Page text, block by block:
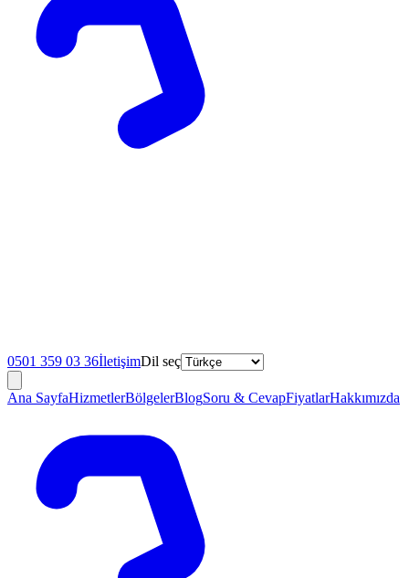
0501 359 03 36İletişimDil seç
Ana SayfaHizmetlerBölgelerBlogSoru & CevapFiyatlarHakkımızda